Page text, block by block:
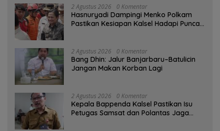
2 Agustus 2026 0 Komentar
Hasnuryadi Dampingi Menko Polkam
Pastikan Kesiapan Kalsel Hadapi Puncak
2 Agustus 2026 0 Komentar
Bang Dhin: Jalur Banjarbaru–Batulicin
Jangan Makan Korban Lagi
2 Agustus 2026 0 Komentar
Kepala Bappenda Kalsel Pastikan Isu
Petugas Samsat dan Polantas Jaga